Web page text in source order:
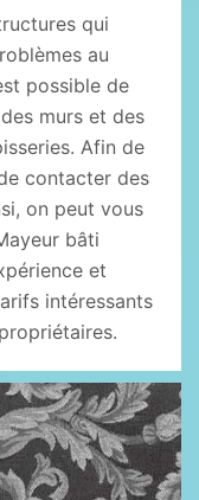
qui
au
possible de
murs et des
Afin de
contacter des
on peut vous
bâti
et
intéressants